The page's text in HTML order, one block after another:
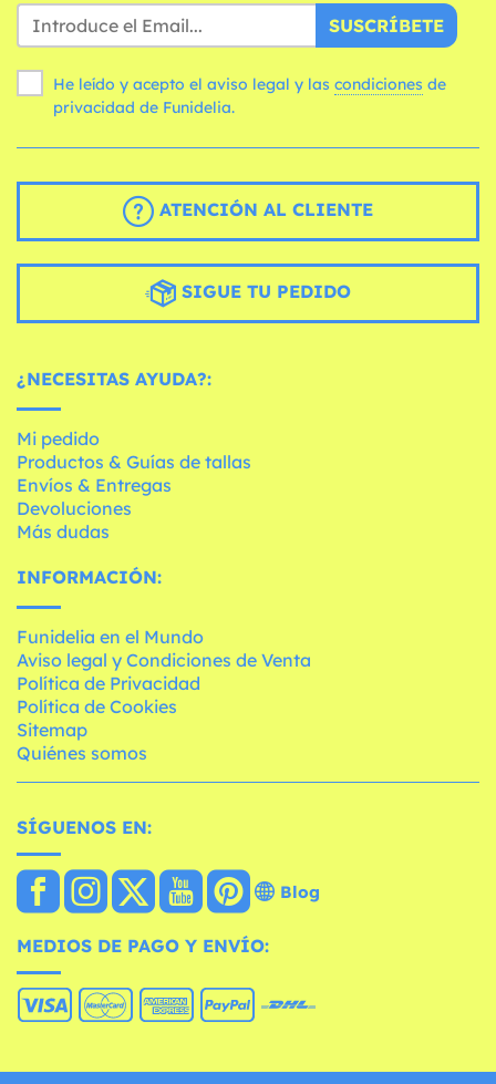
SUSCRÍBETE
He leído y acepto el aviso legal y las condiciones
privacidad de Funidelia.
ATENCIÓN AL CLIENTE
SIGUE TU PEDIDO
¿NECESITAS AYUDA?:
Mi pedido
Productos & Guías de tallas
Envíos & Entregas
Devoluciones
Más dudas
INFORMACIÓN:
Funidelia en el Mundo
Aviso legal y Condiciones de Venta
Política de Privacidad
Política de Cookies
Sitemap
Quiénes somos
SÍGUENOS EN:
Blog
MEDIOS DE PAGO Y ENVÍO: